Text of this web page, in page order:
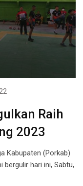
Raih
2023
Kabupaten (Porkab)
bergulir hari ini, Sabtu,